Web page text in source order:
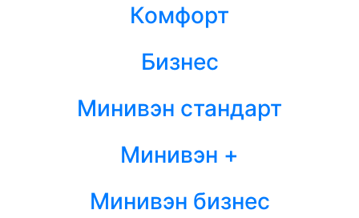
Комфорт
Бизнес
Минивэн стандарт
Минивэн +
Минивэн бизнес